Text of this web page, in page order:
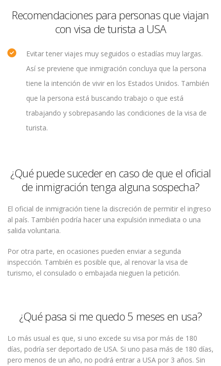
Recomendaciones para personas que viajan
con visa de turista a USA
Evitar tener viajes muy seguidos o estadías muy largas.
Así se previene que inmigración concluya que la persona
tiene la intención de vivir en los Estados Unidos. También
que la persona está buscando trabajo o que está
trabajando y sobrepasando las condiciones de la visa de
turista.
¿Qué puede suceder en caso de que el oficial
de inmigración tenga alguna sospecha?
El oficial de inmigración tiene la discreción de permitir el ingreso
al país. También podría hacer una expulsión inmediata o una
salida voluntaria.
Por otra parte, en ocasiones pueden enviar a segunda
inspección. También es posible que, al renovar la visa de
turismo, el consulado o embajada nieguen la petición.
¿Qué pasa si me quedo 5 meses en usa?
Lo más usual es que, si uno excede su visa por más de 180
días, podría ser deportado de USA. Si uno pasa más de 180 días,
pero menos de un año, no podrá entrar a USA por 3 años. Sin